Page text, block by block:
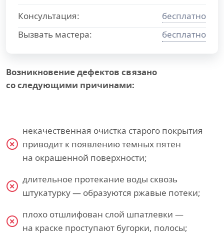
Консультация:
бесплатно
Вызвать мастера:
бесплатно
Возникновение дефектов связано
со следующими причинами:
некачественная очистка старого покрытия
приводит к появлению темных пятен
на окрашенной поверхности;
длительное протекание воды сквозь
штукатурку — образуются ржавые потеки;
плохо отшлифован слой шпатлевки —
на краске проступают бугорки, полосы;